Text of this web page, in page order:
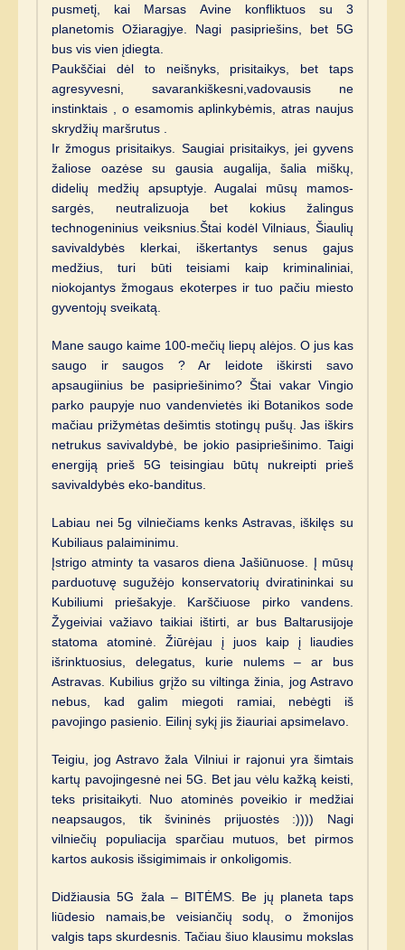
pusmetį, kai Marsas Avine konfliktuos su 3
planetomis Ožiaragjye. Nagi pasipriešins, bet 5G
bus vis vien įdiegta.
Paukščiai dėl to neišnyks, prisitaikys, bet taps
agresyvesni, savarankiškesni,vadovausis ne
instinktais , o esamomis aplinkybėmis, atras naujus
skrydžių maršrutus .
Ir žmogus prisitaikys. Saugiai prisitaikys, jei gyvens
žaliose oazėse su gausia augalija, šalia miškų,
didelių medžių apsuptyje. Augalai mūsų mamos-
sargės, neutralizuoja bet kokius žalingus
technogeninius veiksnius.Štai kodėl Vilniaus, Šiaulių
savivaldybės klerkai, iškertantys senus gajus
medžius, turi būti teisiami kaip kriminaliniai,
niokojantys žmogaus ekoterpes ir tuo pačiu miesto
gyventojų sveikatą.
Mane saugo kaime 100-mečių liepų alėjos. O jus kas
saugo ir saugos ? Ar leidote iškirsti savo
apsaugiinius be pasipriešinimo? Štai vakar Vingio
parko paupyje nuo vandenvietės iki Botanikos sode
mačiau prižymėtas dešimtis stotingų pušų. Jas iškirs
netrukus savivaldybė, be jokio pasipriešinimo. Taigi
energiją prieš 5G teisingiau būtų nukreipti prieš
savivaldybės eko-banditus.
Labiau nei 5g vilniečiams kenks Astravas, iškilęs su
Kubiliaus palaiminimu.
Įstrigo atminty ta vasaros diena Jašiūnuose. Į mūsų
parduotuvę sugužėjo konservatorių dviratininkai su
Kubiliumi priešakyje. Karščiuose pirko vandens.
Žygeiviai važiavo taikiai ištirti, ar bus Baltarusijoje
statoma atominė. Žiūrėjau į juos kaip į liaudies
išrinktuosius, delegatus, kurie nulems – ar bus
Astravas. Kubilius grįžo su viltinga žinia, jog Astravo
nebus, kad galim miegoti ramiai, nebėgti iš
pavojingo pasienio. Eilinį sykį jis žiauriai apsimelavo.
Teigiu, jog Astravo žala Vilniui ir rajonui yra šimtais
kartų pavojingesnė nei 5G. Bet jau vėlu kažką keisti,
teks prisitaikyti. Nuo atominės poveikio ir medžiai
neapsaugos, tik švininės prijuostės :)))) Nagi
vilniečių populiacija sparčiau mutuos, bet pirmos
kartos aukosis išsigimimais ir onkoligomis.
Didžiausia 5G žala – BITĖMS. Be jų planeta taps
liūdesio namais,be veisiančių sodų, o žmonijos
valgis taps skurdesnis. Tačiau šiuo klausimu mokslas